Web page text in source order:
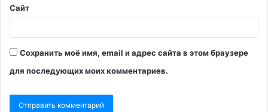
Сайт
Сохранить моё имя, email и адрес сайта в этом браузере
для последующих моих комментариев.